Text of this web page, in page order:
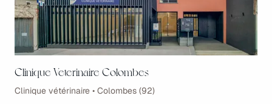
Clinique Veterinaire Colombes
Clinique vétérinaire • Colombes (92)